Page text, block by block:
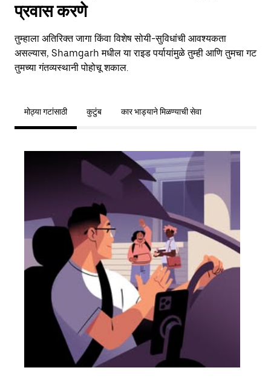
प्रवास करणे
तुम्हाला अतिरिक्त जागा किंवा विशेष सोयी-सुविधांची आवश्यकता
असल्यास, Shamgarh मधील या राइड पर्यायांमुळे तुम्ही आणि तुमचा गट
तुमच्या गंतव्यस्थानी पोहोचू शकाल.
मोठ्या गटांसाठी कुटुंब कार भाड्याने मिळण्याची सेवा